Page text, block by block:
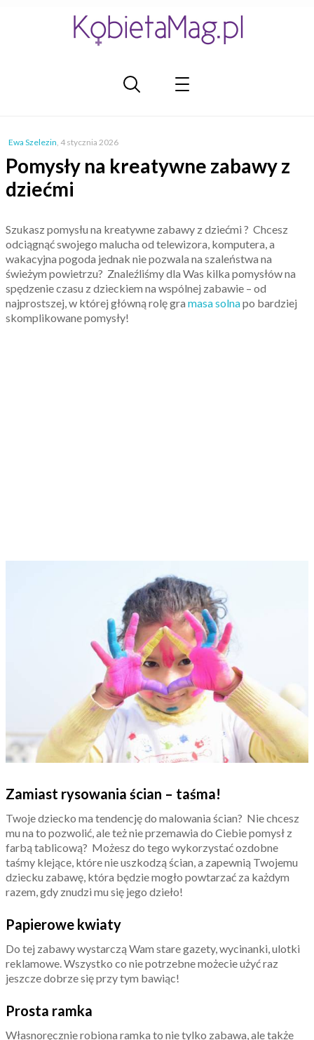
Ewa Szelezin, 4 stycznia 2026
Pomysły na kreatywne zabawy z
dziećmi
Szukasz pomysłu na kreatywne zabawy z dziećmi ? Chcesz
odciągnąć swojego malucha od telewizora, komputera, a
wakacyjna pogoda jednak nie pozwala na szaleństwa na
świeżym powietrzu? Znaleźliśmy dla Was kilka pomysłów na
spędzenie czasu z dzieckiem na wspólnej zabawie – od
najprostszej, w której główną rolę gra masa solnapo bardziej
skomplikowane pomysły!
Zamiast rysowania ścian – taśma!
Twoje dziecko ma tendencję do malowania ścian? Nie chcesz
mu na to pozwolić, ale też nie przemawia do Ciebie pomysł z
farbą tablicową? Możesz do tego wykorzystać ozdobne
taśmy klejące, które nie uszkodzą ścian, a zapewnią Twojemu
dziecku zabawę, która będzie mogło powtarzać za każdym
razem, gdy znudzi mu się jego dzieło!
Papierowe kwiaty
Do tej zabawy wystarczą Wam stare gazety, wycinanki, ulotki
reklamowe. Wszystko co nie potrzebne możecie użyć raz
jeszcze dobrze się przy tym bawiąc!
Prosta ramka
Własnoręcznie robiona ramka to nie tylko zabawa, ale także